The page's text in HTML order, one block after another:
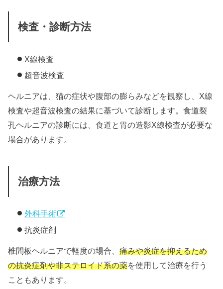
検査・診断方法
X線検査
超音波検査
ヘルニアは、猫の症状や腹部の膨らみなどを観察し、X線
検査や超音波検査の結果に基づいて診断します。食道裂
孔ヘルニアの診断には、食道と胃の造影X線検査が必要な
場合があります。
治療方法
外科手術
抗炎症剤
椎間板ヘルニアで軽度の場合、痛みや炎症を抑えるため
の抗炎症剤や非ステロイド系の薬を使用して治療を行う
こともあります。